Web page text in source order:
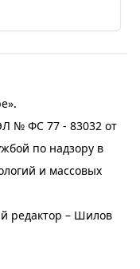
№ ФС 77 - 83032 от
по надзору в
и массовых
редактор – Шилов